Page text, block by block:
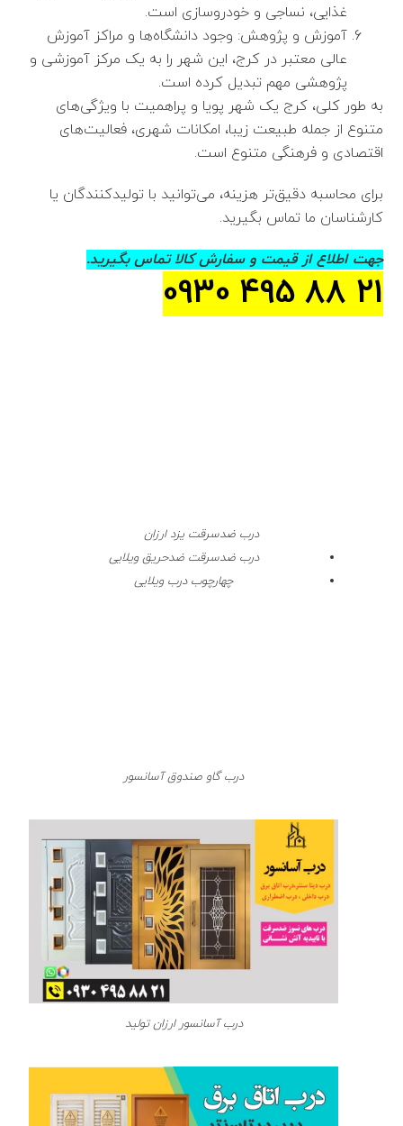
غذایی، نساجی و خودروسازی است.
آموزش و پژوهش: وجود دانشگاه‌ها و مراکز آموزش
عالی معتبر در کرج، این شهر را به یک مرکز آموزشی و
پژوهشی مهم تبدیل کرده است.
به طور کلی، کرج یک شهر پویا و پراهمیت با ویژگی‌های
متنوع از جمله طبیعت زیبا، امکانات شهری، فعالیت‌های
اقتصادی و فرهنگی متنوع است.
برای محاسبه دقیق‌تر هزینه، می‌توانید با تولیدکنندگان یا
کارشناسان ما تماس بگیرید.
جهت اطلاع از قیمت و سفارش کالا تماس بگیرید.
21 88 495 0930
درب ضدسرقت یزد ارزان
درب ضدسرقت ضدحریق ویلایی
چهارچوب درب ویلایی
درب گاو صندوق آسانسور
درب آسانسور ارزان تولید